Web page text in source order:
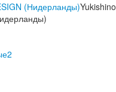
(Нидерланды)Yukishino
2